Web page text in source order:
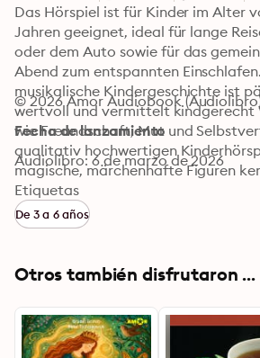
Das Hörspiel ist für Kinder im Alter
Jahren geeignet, ideal für lange
oder dem Auto sowie für das
Abend zum entspannten
musikalische Kindergeschichte ist
wertvoll und vermittelt kindgerecht
wie Freundschaft, Mut und
qualitativ hochwertigen
magische, märchenhafte Figuren
und Kreativität fördern. Im
"Aschenputtel" sind das zeitlose
Grimm und die sprühende Musik von
Mädchen über Ball, Kleid und
Spannung, Witz und Gefühl.
© 2026 Amor Audiobook
Fecha de lanzamiento
Audiolibro: 6 de marzo de 2026
Etiquetas
De 3 a 6 años
Otros también disfrutaron ...